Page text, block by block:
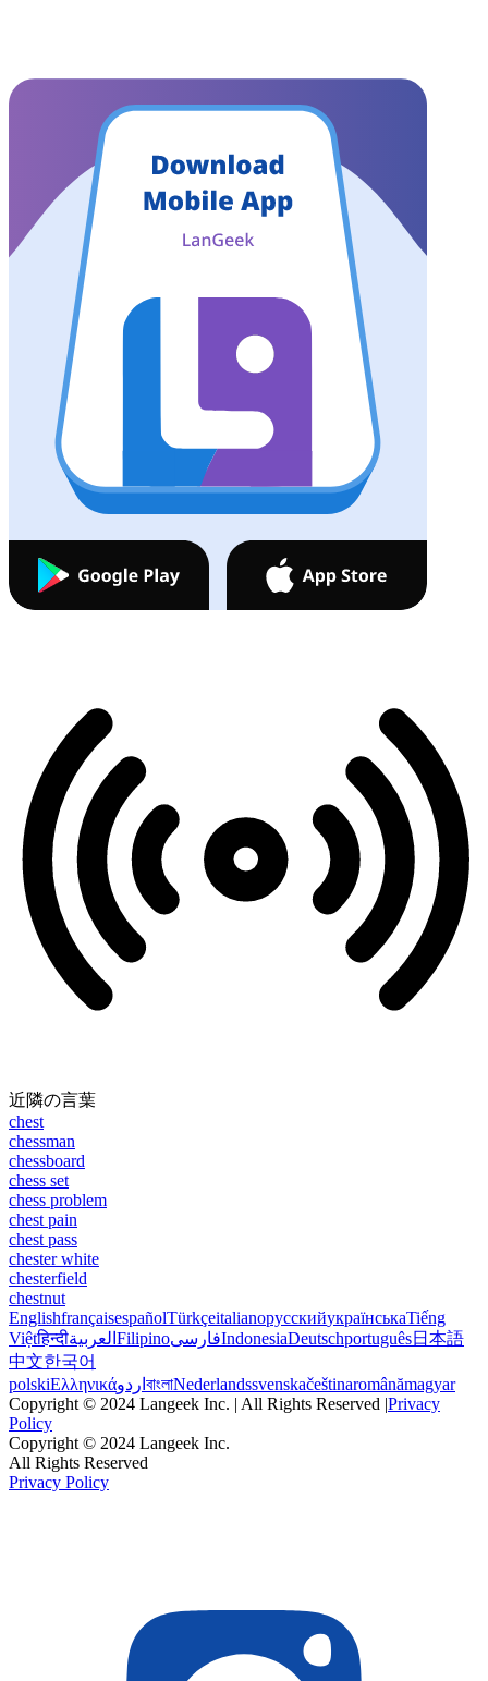
近隣の言葉
chest
chessman
chessboard
chess set
chess problem
chest pain
chest pass
chester white
chesterfield
chestnut
EnglishfrançaisespañolTürkçeitalianoрусскийукраїнськаTiếng
Việtहिन्दीالعربية FilipinoفارسیIndonesiaDeutschportuguês日本語
中文한국어
polskiΕλληνικάاردو বাংলাNederlandssvenskačeštinaromânămagyar
Copyright © 2024 Langeek Inc. | All Rights Reserved |Privacy
Policy
Copyright © 2024 Langeek Inc.
All Rights Reserved
Privacy Policy